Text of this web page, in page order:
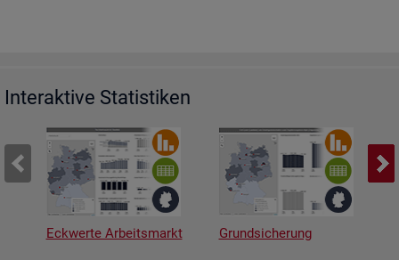
Interaktive Statistiken
Eckwerte Arbeitsmarkt Grundsicherung